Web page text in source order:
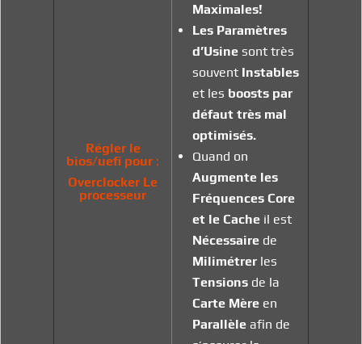
Régler le
bios/uefi pour :
Overclocker Le
processeur
Maximales!
Les Paramètres
d’Usinesont très
souvent Instables
et les boosts par
défaut très mal
optimisés.
Quand on
Augmente les
Fréquences Core
et le Cache il est
Nécessaire de
Milimétrer les
Tensions de la
Carte Mère en
Parallèleafin de